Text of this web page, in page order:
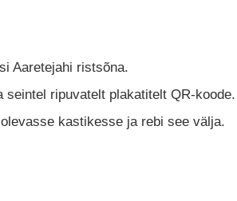
Aaretejahi ristsõna.
seintel ripuvatelt plakatitelt QR-koode.
kastikesse ja rebi see välja.